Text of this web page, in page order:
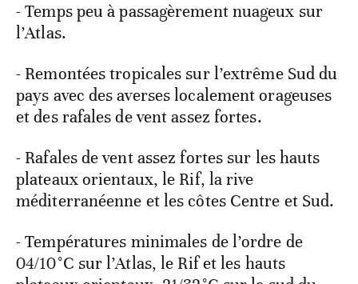
- Temps peu à passagèrement nuageux sur
l’Atlas.
- Remontées tropicales sur l’extrême Sud du
pays avec des averses localement orageuses
et des rafales de vent assez fortes.
- Rafales de vent assez fortes sur les hauts
plateaux orientaux, le Rif, la rive
méditerranéenne et les côtes Centre et Sud.
- Températures minimales de l’ordre de
04/10°C sur l’Atlas, le Rif et les hauts